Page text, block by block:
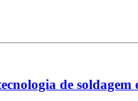
de soldagem